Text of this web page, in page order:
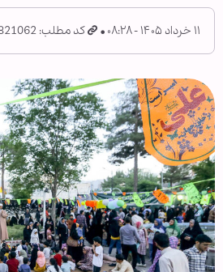
۱۱ خرداد ۱۴۰۵ - ۰۸:۲۸ کد مطلب: 1821062